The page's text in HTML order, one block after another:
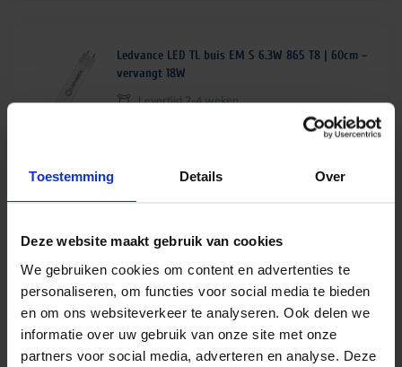
Toestemming Details Over
Deze website maakt gebruik van cookies
We gebruiken cookies om content en advertenties te
personaliseren, om functies voor social media te bieden
en om ons websiteverkeer te analyseren. Ook delen we
informatie over uw gebruik van onze site met onze
partners voor social media, adverteren en analyse. Deze
Ledvance LED TL buis EM S 6.3W 865 T8 | 60cm –
vervangt 18W
Levertijd 2-4 weken
incl.btw
Philips CorePro LED TL buis HO 8W 830 T8 | 60cm
Op voorraad
€ 4,30 excl. btw